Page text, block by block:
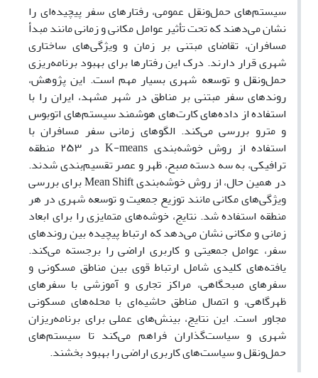
سیستم‌های حمل‌ونقل عمومی، رفتارهای سفر پیچیده‌ای را
نشان می‌دهند که تحت تأثیر عوامل مکانی و زمانی مانند مبدأ
مسافران، تقاضای مبتنی بر زمان و ویژگی‌های ساختاری
شهری قرار دارند. درک این رفتارها برای بهبود برنامه‌ریزی
حمل‌ونقل و توسعه شهری بسیار مهم است. این پژوهش،
روندهای سفر مبتنی بر مناطق در شهر مشهد، ایران را با
استفاده از داده‌های کارت‌های هوشمند سیستم‌های اتوبوس
و مترو بررسی می‌کند. الگوهای زمانی سفر مسافران با
استفاده از روش خوشه‌بندی K-means
در ۲۵۳ منطقه
ترافیکی، به سه دسته صبح، ظهر و عصر تقسیم‌بندی شدند.
در همین حال، از روش خوشه‌بندیMean Shiftبرای بررسی
ویژگی‌های مکانی مانند توزیع جمعیت و توسعه شهری در هر
منطقه استفاده شد. نتایج، خوشه‌های متمایزی را برای ابعاد
زمانی و مکانی نشان می‌دهد که ارتباط پیچیده بین روندهای
سفر، عوامل جمعیتی و کاربری اراضی را برجسته می‌کند.
یافته‌های کلیدی شامل ارتباط قوی بین مناطق مسکونی و
سفرهای صبحگاهی، مراکز تجاری و آموزشی با سفرهای
ظهرگاهی، و اتصال مناطق حاشیه‌ای با محله‌های مسکونی
مجاور است. این نتایج، بینش‌های عملی برای برنامه‌ریزان
شهری و سیاست‌گذاران فراهم می‌کند تا سیستم‌های
حمل‌ونقل و سیاست‌های کاربری اراضی را بهبود بخشند.